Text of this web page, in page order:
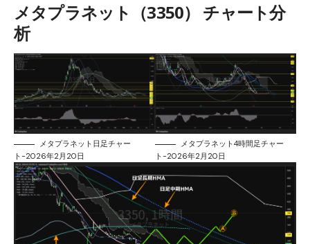
メタプラネット（3350） チャート分
析
メタプラネット日足チャー
ト-2026年2月20日
メタプラネット4時間足チャー
ト-2026年2月20日